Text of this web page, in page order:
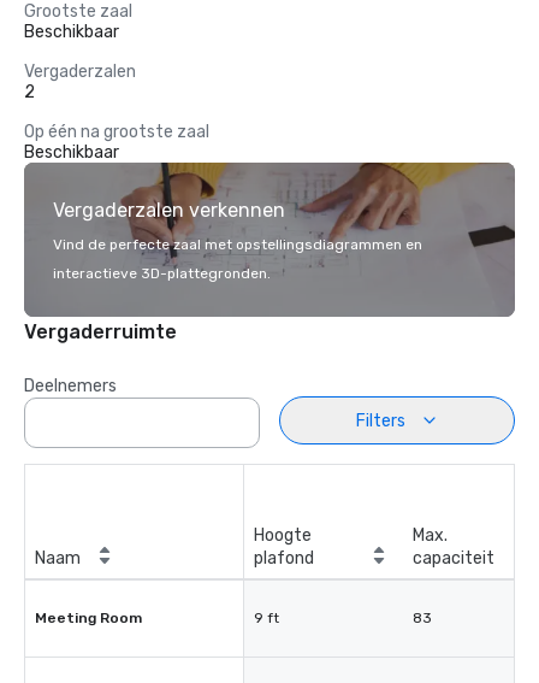
Grootste zaal
Beschikbaar
Vergaderzalen
2
Op één na grootste zaal
Beschikbaar
Vergaderzalen verkennen
Vind de perfecte zaal met opstellingsdiagrammen en
interactieve 3D-plattegronden.
Vergaderruimte
Deelnemers
Filters
Naam
Hoogte
plafond
Max.
capaciteit
Meeting Room 9 ft 83